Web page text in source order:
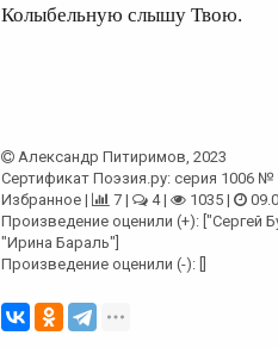
Колыбельную слышу Твою.
Александр Питиримов, 2023
Сертификат Поэзия.ру: серия 1006 №
Избранное |
7 | 4 | 1035 |
Произведение оценили (+): ["Сергей
"Ирина Бараль"]
Произведение оценили (-): []